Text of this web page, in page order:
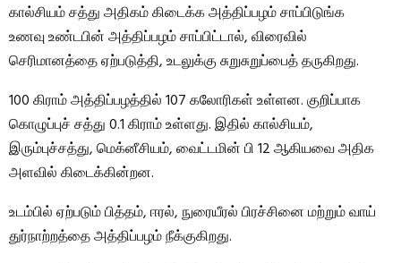
கால்சியம் சத்து அதிகம் கிடைக்க அத்திப்பழம் சாப்பிடுங்க
உணவு உண்டபின் அத்திப்பழம் சாப்பிட்டால், விரைவில்
செரிமானத்தை ஏற்படுத்தி, உடலுக்கு சுறுசுறுப்பைத் தருகிறது.
100 கிராம் அத்திப்பழத்தில் 107 கலோரிகள் உள்ளன. குறிப்பாக
கொழுப்புச் சத்து 0.1 கிராம் உள்ளது. இதில் கால்சியம்,
இரும்புச்சத்து, மெக்னீசியம், வைட்டமின் பி 12 ஆகியவை அதிக
அளவில் கிடைக்கின்றன.
உடம்பில் ஏற்படும் பித்தம், ஈரல், நுரையீரல் பிரச்சினை மற்றும் வாய்
துர்நாற்றத்தை அத்திப்பழம் நீக்குகிறது.